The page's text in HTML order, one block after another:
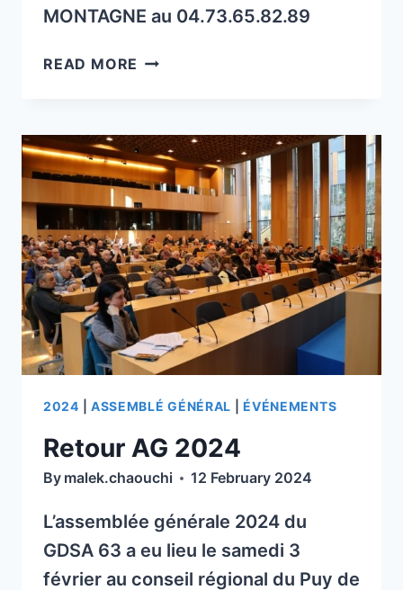
LE
(63580)
06
JUILLET
2024
À
CUNLHAT
(63590)
ET
À
LA
ROCHE
BLANCHE
(63670)
.
MONTAGNE au 04.73.65.82.89
READ MORE API
AGRICOLE
DE
ROCHEFORT
MONTAGNE
EN
PRÉSENCE
DE
NOËL
MALLET
(CANEC)
2024 ASSEMBLÉ GÉNÉRAL |ÉVÉNEMENTS
Retour AG 2024
By malek.chaouchi 12 February 2024
L’assemblée générale 2024 du
GDSA 63 a eu lieu le samedi 3
février au conseil régional du Puy de